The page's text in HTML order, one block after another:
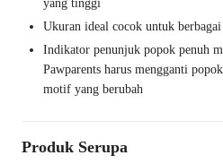
yang tinggi
Ukuran ideal cocok untuk
Indikator penunjuk popok penuh
Pawparents harus mengganti
motif yang berubah
Produk Serupa